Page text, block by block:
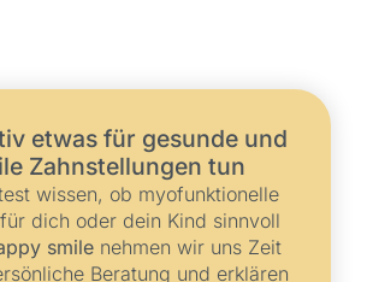
etwas für gesunde und
Zahnstellungen tun
wissen, ob myofunktionelle
dich oder dein Kind sinnvoll
smilenehmen wir uns Zeit
Beratung und erklären